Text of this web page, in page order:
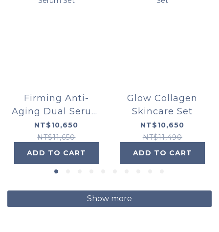
Firming Anti-
Aging Dual Serum
Set
NT$10,650
NT$11,650
ADD TO CART
Glow Collagen
Skincare Set
NT$10,650
NT$11,490
ADD TO CART
Show more